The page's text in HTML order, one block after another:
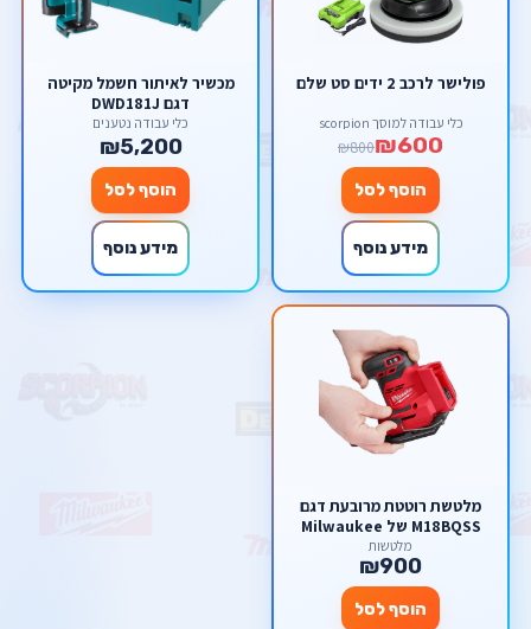
פולישר לרכב 2 ידים סט שלם
כלי עבודה למוסך scorpion
₪600
₪800
הוסף לסל
מידע נוסף
מכשיר לאיתור חשמל מקיטה
דגם DWD181J
כלי עבודה נטענים
₪5,200
הוסף לסל
מידע נוסף
מלטשת רוטטת מרובעת דגם
M18BQSS של Milwaukee
מילווקי
מלטשות
₪900
הוסף לסל